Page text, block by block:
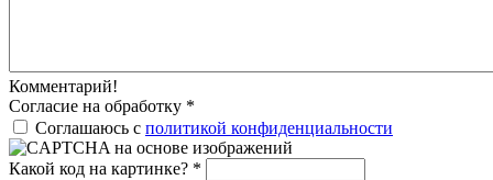
Комментарий!
Согласие на обработку *
Соглашаюсь с политикой конфиденциальности
Какой код на картинке? *